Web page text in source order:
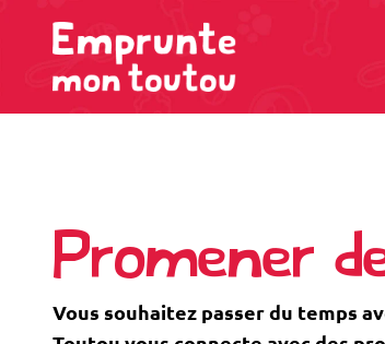
Promener
Vous souhaitez passer du temps